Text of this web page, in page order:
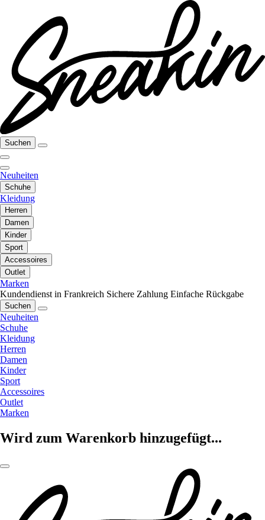
Suchen
Neuheiten
Schuhe
Kleidung
Herren
Damen
Kinder
Sport
Accessoires
Outlet
Marken
Kundendienst in Frankreich Sichere Zahlung Einfache Rückgabe
Suchen
Neuheiten
Schuhe
Kleidung
Herren
Damen
Kinder
Sport
Accessoires
Outlet
Marken
Wird zum Warenkorb hinzugefügt...